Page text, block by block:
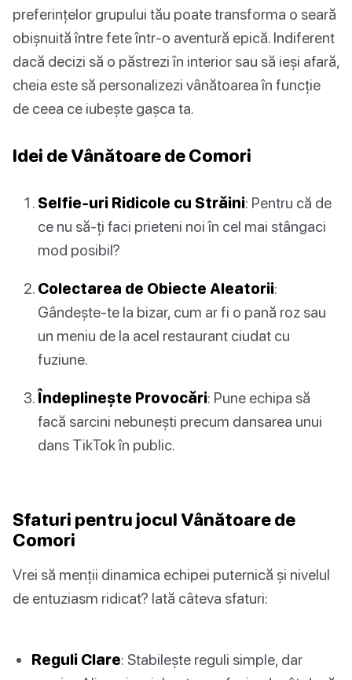
preferințelor grupului tău poate transforma o seară
obișnuită între fete într-o aventură epică. Indiferent
dacă decizi să o păstrezi în interior sau să ieși afară,
cheia este să personalizezi vânătoarea în funcție
de ceea ce iubește gașca ta.
Idei de Vânătoare de Comori
Selfie-uri Ridicole cu Străini: Pentru că de
ce nu să-ți faci prieteni noi în cel mai stângaci
mod posibil?
Colectarea de Obiecte Aleatorii:
Gândește-te la bizar, cum ar fi o pană roz sau
un meniu de la acel restaurant ciudat cu
fuziune.
Îndeplinește Provocări: Pune echipa să
facă sarcini nebunești precum dansarea unui
dans TikTok în public.
Sfaturi pentru jocul Vânătoare de
Comori
Vrei să menții dinamica echipei puternică și nivelul
de entuziasm ridicat? Iată câteva sfaturi:
Reguli Clare: Stabilește reguli simple, dar